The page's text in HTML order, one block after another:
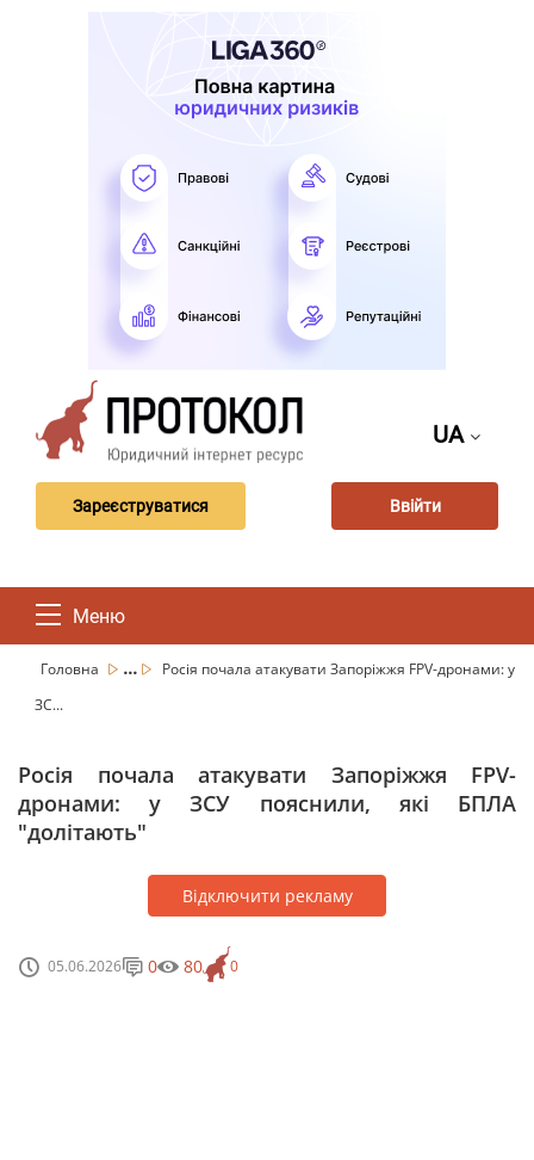
UA
Зареєструватися Ввійти
Меню
Головна ...
Росія почала атакувати Запоріжжя FPV-дронами: у
ЗС...
Росія почала атакувати Запоріжжя FPV-
дронами: у ЗСУ пояснили, які БПЛА
"долітають"
Відключити рекламу
05.06.2026 0
0 80